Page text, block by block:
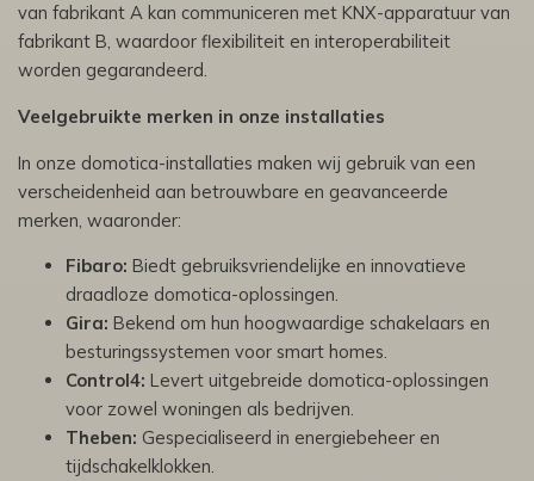
van fabrikant A kan communiceren met KNX-apparatuur van
fabrikant B, waardoor flexibiliteit en interoperabiliteit
worden gegarandeerd.
Veelgebruikte merken in onze installaties
In onze domotica-installaties maken wij gebruik van een
verscheidenheid aan betrouwbare en geavanceerde
merken, waaronder:
Fibaro: Biedt gebruiksvriendelijke en innovatieve
draadloze domotica-oplossingen.
Gira: Bekend om hun hoogwaardige schakelaars en
besturingssystemen voor smart homes.
Control4: Levert uitgebreide domotica-oplossingen
voor zowel woningen als bedrijven.
Theben: Gespecialiseerd in energiebeheer en
tijdschakelklokken.